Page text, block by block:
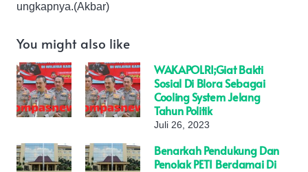
ungkapnya.(Akbar)
You might also like
WAKAPOLRI;Giat Bakti
Sosial Di Blora Sebagai
Cooling System Jelang
Tahun Politik
Juli 26, 2023
Benarkah Pendukung Dan
Penolak PETI Berdamai Di